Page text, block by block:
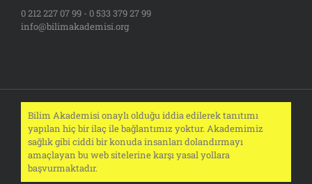
0 212 227 07 99 - 0 533 379 27 99
info@bilimakademisi.org
Bilim Akademisi onaylı olduğu iddia edilerek tanıtımı
yapılan hiç bir ilaç ile bağlantımız yoktur. Akademimiz
sağlık gibi ciddi bir konuda insanları dolandırmayı
amaçlayan bu web sitelerine karşı yasal yollara
başvurmaktadır.